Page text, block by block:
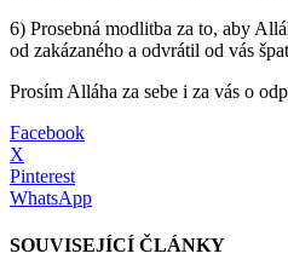
6) Prosebná modlitba za to, aby
od zakázaného a odvrátil od vás
Prosím Alláha za sebe i za vás o
Facebook
X
Pinterest
WhatsApp
SOUVISEJÍCÍ ČLÁNKY